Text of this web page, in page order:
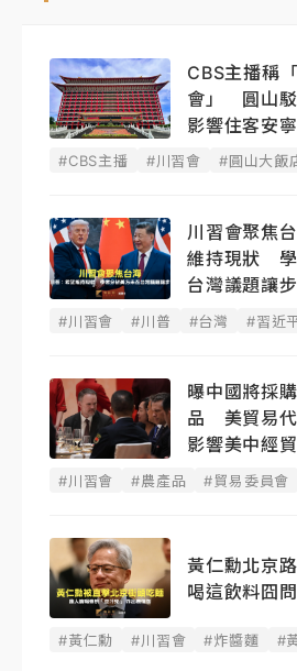
CBS主播稱
會」 圓山駁
影響住客安寧
#CBS主播 #川習會 #圓山大飯
川習會聚焦
維持現狀 學
台灣議題讓步
#川習會 #川普 #台灣 #習近
曝中國將採
品 美貿易代
影響美中經
#川習會 #農產品 #貿易委員會
黃仁勳北京
喝這飲料囧
#黃仁勳 #川習會 #炸醬麵 #